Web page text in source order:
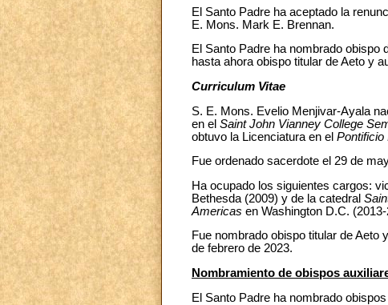
El Santo Padre ha aceptado la
E. Mons. Mark E. Brennan.
El Santo Padre ha nombrado
hasta ahora obispo titular de Aeto y
Curriculum Vitae
S. E. Mons. Evelio Menjivar-Ayala
en el Saint John Vianney College
obtuvo la Licenciatura en el Pontificio
Fue ordenado sacerdote el 29 de
Ha ocupado los siguientes cargos:
Bethesda (2009) y de la catedral
Americas en Washington D.C.
Fue nombrado obispo titular de Aeto
de febrero de 2023.
Nombramiento de obispos
El Santo Padre ha nombrado